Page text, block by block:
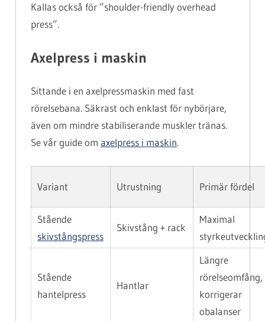
Kallas också för ”shoulder-friendly overhead
press”.
Axelpress i maskin
Sittande i en axelpressmaskin med fast
rörelsebana. Säkrast och enklast för nybörjare,
även om mindre stabiliserande muskler tränas.
Se vår guide om axelpress i maskin.
Variant Utrustning Primär fördel
Stående
skivstångspress
Skivstång + rack
Maximal
Stående
hantelpress
Hantlar
Längre
rörelseomfång,
korrigerar
obalanser